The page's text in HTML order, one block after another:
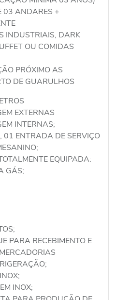
03 ANDARES +
INDUSTRIAIS, DARK
OU COMIDAS
PRÓXIMO AS
DE GUARULHOS
EXTERNAS
INTERNAS;
ENTRADA DE SERVIÇO
EQUIPADA:
GÁS;
PARA RECEBIMENTO E
INOX;